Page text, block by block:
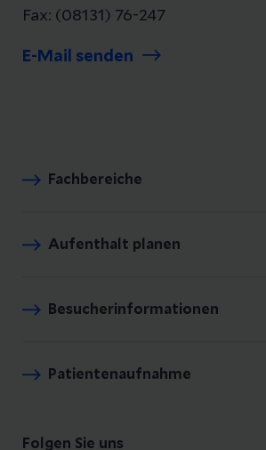
Fax: (08131) 76-247
E-Mail senden
Fachbereiche
Aufenthalt planen
Besucherinformationen
Patientenaufnahme
Folgen Sie uns